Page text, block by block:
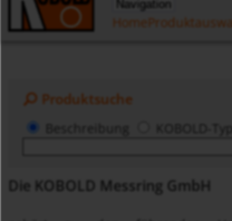
Navigation
Home
Produktsuche
KOBOLD-Typ
Die KOBOLD Messring GmbH